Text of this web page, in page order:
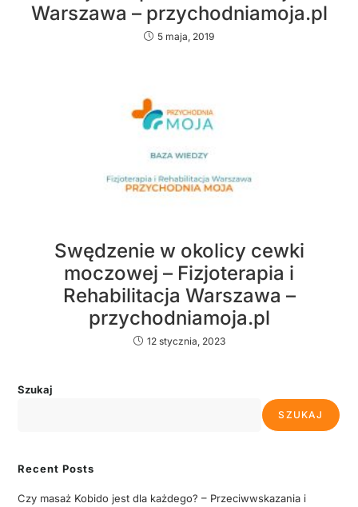
Warszawa – przychodniamoja.pl
5 maja, 2019
Swędzenie w okolicy cewki
moczowej – Fizjoterapia i
Rehabilitacja Warszawa –
przychodniamoja.pl
12 stycznia, 2023
Szukaj
SZUKAJ
Recent Posts
Czy masaż Kobido jest dla każdego? – Przeciwwskazania i